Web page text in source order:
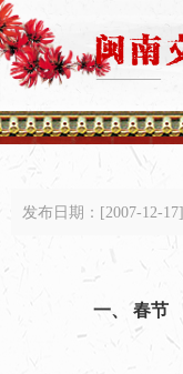
发布日期：[2007-12-17]
一、 春节